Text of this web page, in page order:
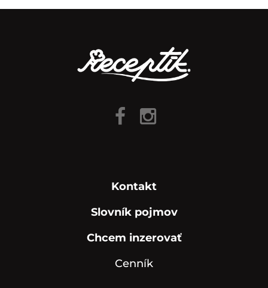
Kontakt
Slovník pojmov
Chcem inzerovať
Cenník